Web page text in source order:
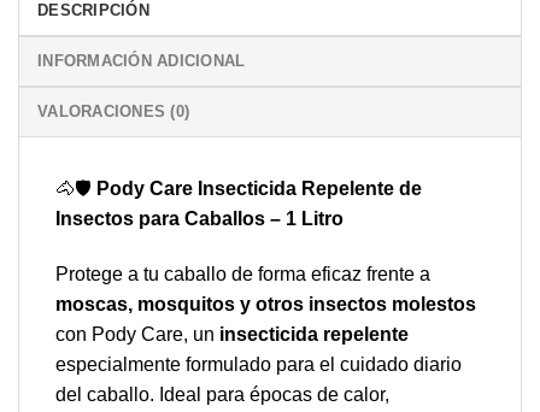
DESCRIPCIÓN
INFORMACIÓN ADICIONAL
VALORACIONES (0)
🐴🛡️ Pody Care Insecticida Repelente de
Insectos para Caballos – 1 Litro
Protege a tu caballo de forma eficaz frente a
moscas, mosquitos y otros insectos molestos
con Pody Care, un insecticida repelente
especialmente formulado para el cuidado diario
del caballo. Ideal para épocas de calor,